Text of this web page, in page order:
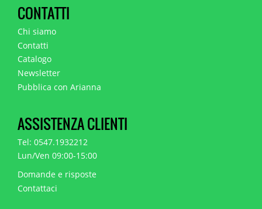
CONTATTI
Chi siamo
Contatti
Catalogo
Newsletter
Pubblica con Arianna
ASSISTENZA CLIENTI
Tel: 0547.1932212
Lun/Ven 09:00-15:00
Domande e risposte
Contattaci